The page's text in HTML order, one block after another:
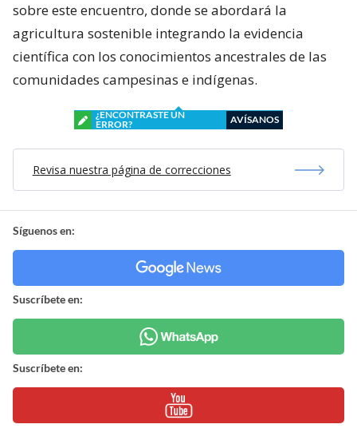
sobre este encuentro, donde se abordará la
agricultura sostenible integrando la evidencia
científica con los conocimientos ancestrales de las
comunidades campesinas e indígenas.
¿ENCONTRASTE UN
ERROR?
AVÍSANOS
Revisa nuestra página de correcciones
Síguenos en:
Suscríbete en:
Suscríbete en: